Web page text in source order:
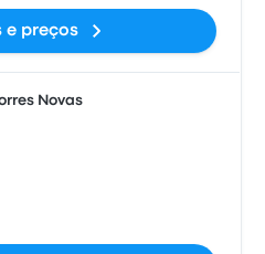
e preços
Novas